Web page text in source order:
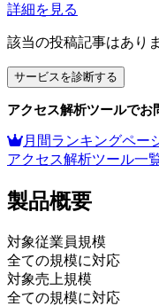
詳細を見る
該当の投稿記事はあり
サービスを診断する
アクセス解析ツールでお
月間ランキングペー
アクセス解析ツール一
製品概要
対象従業員規模
全ての規模に対応
対象売上規模
全ての規模に対応